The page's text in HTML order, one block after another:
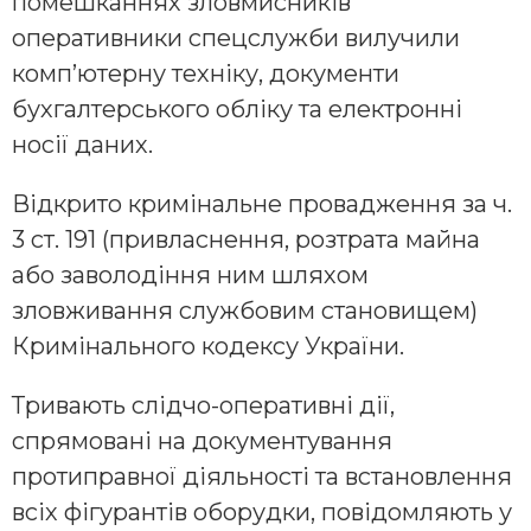
оперативники спецслужби вилучили
комп’ютерну техніку, документи
бухгалтерського обліку та електронні
носії даних.
Відкрито кримінальне провадження за ч.
3 ст. 191 (привласнення, розтрата майна
або заволодіння ним шляхом
зловживання службовим становищем)
Кримінального кодексу України.
Тривають слідчо-оперативні дії,
спрямовані на документування
протиправної діяльності та встановлення
всіх фігурантів оборудки, повідомляють у